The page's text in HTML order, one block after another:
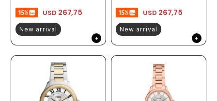
USD 267,75
New arrival
USD 267,75
New arrival